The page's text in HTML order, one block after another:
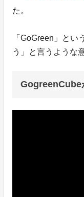
た。
「GoGreen」とい
う」と言うような
GogreenCube